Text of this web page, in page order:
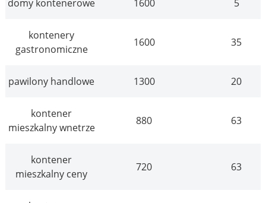
domy kontenerowe 1600 5
kontenery
gastronomiczne
1600 35
pawilony handlowe 1300 20
kontener
mieszkalny wnetrze
880 63
kontener
mieszkalny ceny
720 63